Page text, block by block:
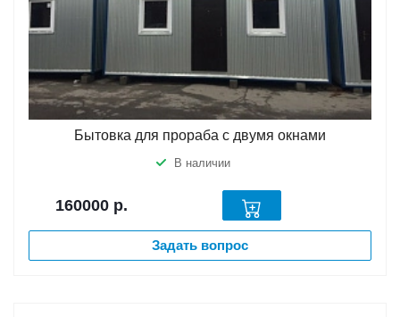
Бытовка для прораба с двумя окнами
В наличии
160000 р.
Задать вопрос